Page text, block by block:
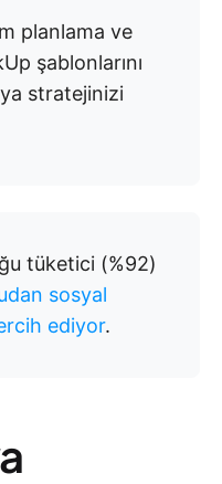
planlama ve
şablonlarını
stratejinizi
tüketici (%92)
sosyal
ediyor.